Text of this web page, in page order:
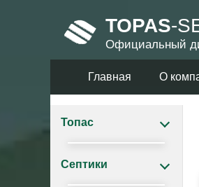
TOPAS-
Официальный
Главная О
Топас
Септики